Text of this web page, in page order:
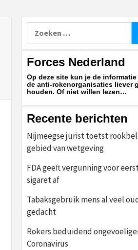
naar:
Forces Nederland
Op deze site kun je de
de anti-rokenorganisaties liever
houden. Of niet willen lezen…
Recente berichten
Nijmeegse jurist toetst
gebied van wetgeving
FDA geeft vergunning voor
sigaret af
Tabaksgebruik mens al veel
gedacht
Rokers beduidend
Coronavirus